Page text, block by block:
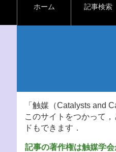
ホーム 記事検索
「触媒（Catalysts and
このサイトをつかって
ドもできます．
記事の著作権は触媒学会